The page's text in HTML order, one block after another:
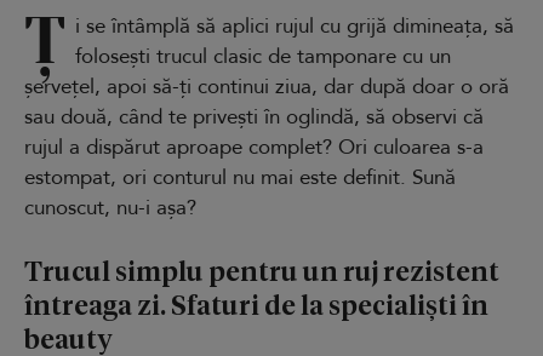
Ț i se întâmplă să aplici rujul cu grijă dimineața, să
folosești trucul clasic de tamponare cu un
șervețel, apoi să-ți continui ziua, dar după doar o oră
sau două, când te privești în oglindă, să observi că
rujul a dispărut aproape complet? Ori culoarea s-a
estompat, ori conturul nu mai este definit. Sună
cunoscut, nu-i așa?
Trucul simplu pentru un ruj rezistent
întreaga zi. Sfaturi de la specialiști în
beauty